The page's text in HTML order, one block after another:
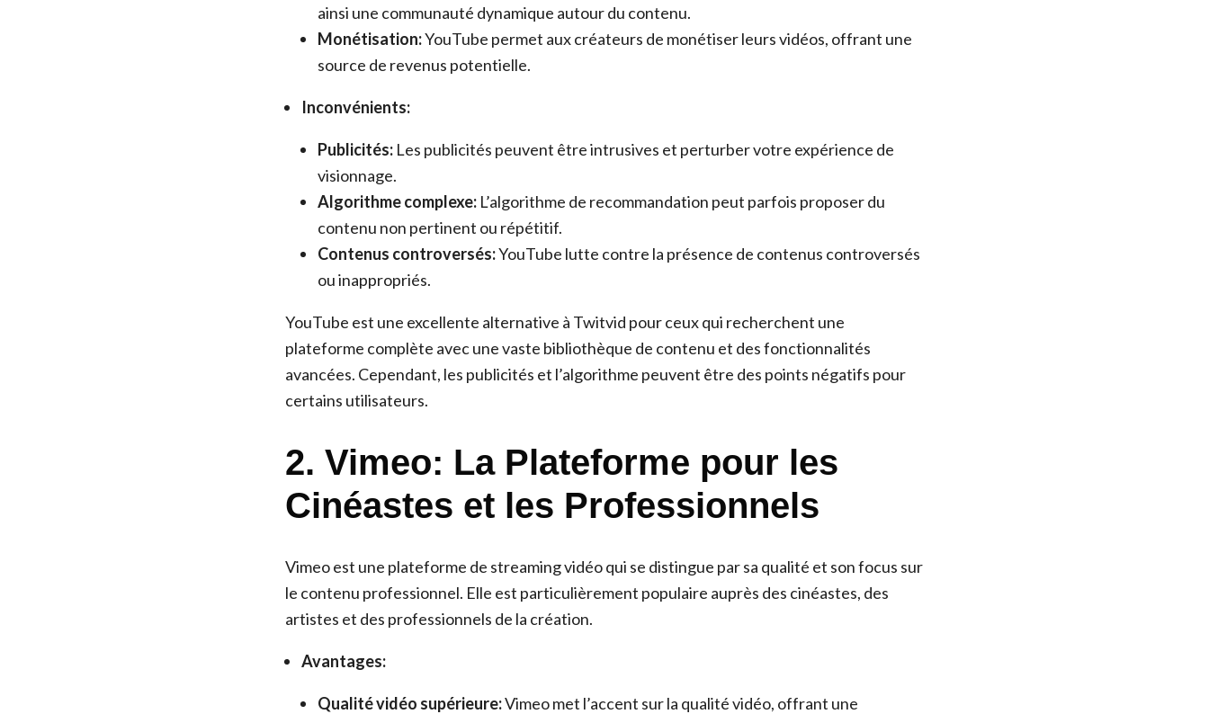
ainsi une communauté dynamique autour du contenu.
Monétisation:YouTube permet aux créateurs de monétiser leurs vidéos, offrant une
source de revenus potentielle.
Inconvénients:
Publicités: Les publicités peuvent être intrusives et perturber votre expérience de
visionnage.
Algorithme complexe: L’algorithme de recommandation peut parfois proposer du
contenu non pertinent ou répétitif.
Contenus controversés:YouTube lutte contre la présence de contenus controversés
ou inappropriés.
YouTube est une excellente alternative à Twitvid pour ceux qui recherchent une
plateforme complète avec une vaste bibliothèque de contenu et des fonctionnalités
avancées. Cependant, les publicités et l’algorithme peuvent être des points négatifs pour
certains utilisateurs.
2. Vimeo: La Plateforme pour les
Cinéastes et les Professionnels
Vimeo est une plateforme de streaming vidéo qui se distingue par sa qualité et son focus sur
le contenu professionnel. Elle est particulièrement populaire auprès des cinéastes, des
artistes et des professionnels de la création.
Avantages:
Qualité vidéo supérieure:Vimeo met l’accent sur la qualité vidéo, offrant une